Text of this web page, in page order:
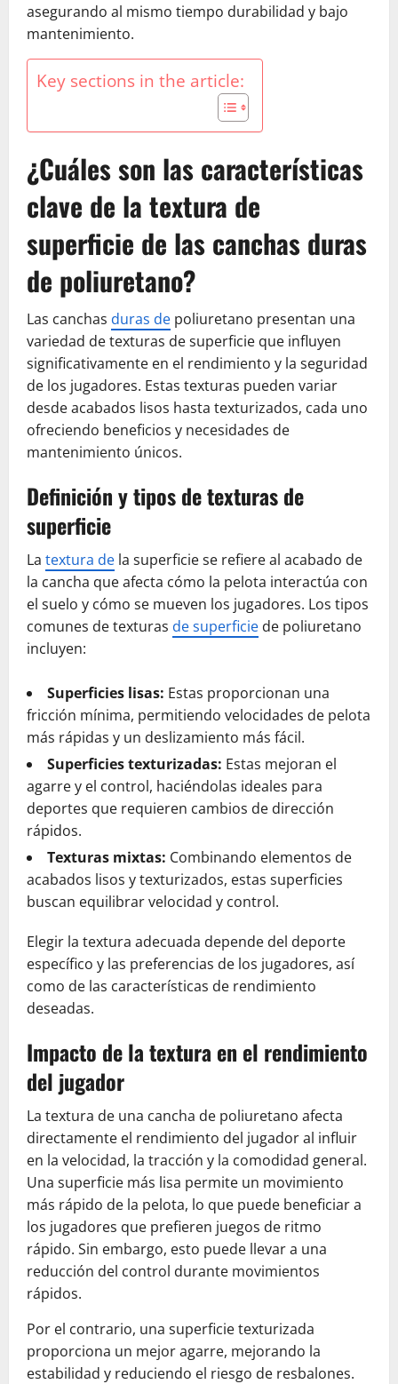
asegurando al mismo tiempo durabilidad y bajo
mantenimiento.
Key sections in the article:
¿Cuáles son las características
clave de la textura de
superficie de las canchas duras
de poliuretano?
Las canchas duras de poliuretano presentan una
variedad de texturas de superficie que influyen
significativamente en el rendimiento y la seguridad
de los jugadores. Estas texturas pueden variar
desde acabados lisos hasta texturizados, cada uno
ofreciendo beneficios y necesidades de
mantenimiento únicos.
Definición y tipos de texturas de
superficie
La textura de la superficie se refiere al acabado de
la cancha que afecta cómo la pelota interactúa con
el suelo y cómo se mueven los jugadores. Los tipos
comunes de texturas de superficie de poliuretano
incluyen:
Superficies lisas: Estas proporcionan una
fricción mínima, permitiendo velocidades de pelota
más rápidas y un deslizamiento más fácil.
Superficies texturizadas: Estas mejoran el
agarre y el control, haciéndolas ideales para
deportes que requieren cambios de dirección
rápidos.
Texturas mixtas: Combinando elementos de
acabados lisos y texturizados, estas superficies
buscan equilibrar velocidad y control.
Elegir la textura adecuada depende del deporte
específico y las preferencias de los jugadores, así
como de las características de rendimiento
deseadas.
Impacto de la textura en el rendimiento
del jugador
La textura de una cancha de poliuretano afecta
directamente el rendimiento del jugador al influir
en la velocidad, la tracción y la comodidad general.
Una superficie más lisa permite un movimiento
más rápido de la pelota, lo que puede beneficiar a
los jugadores que prefieren juegos de ritmo
rápido. Sin embargo, esto puede llevar a una
reducción del control durante movimientos
rápidos.
Por el contrario, una superficie texturizada
proporciona un mejor agarre, mejorando la
estabilidad y reduciendo el riesgo de resbalones.